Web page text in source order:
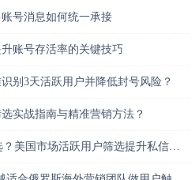
号消息如何统一承接
账号存活率的关键技巧
别3天活跃用户并降低封号风险？
实战指南与精准营销方法？
国市场活跃用户筛选提升私信回复率